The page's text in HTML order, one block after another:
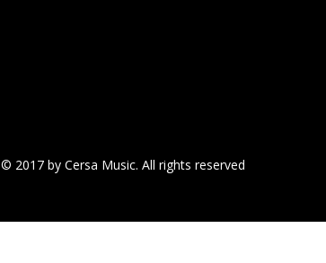
© 2017 by Cersa Music. All rights reserved